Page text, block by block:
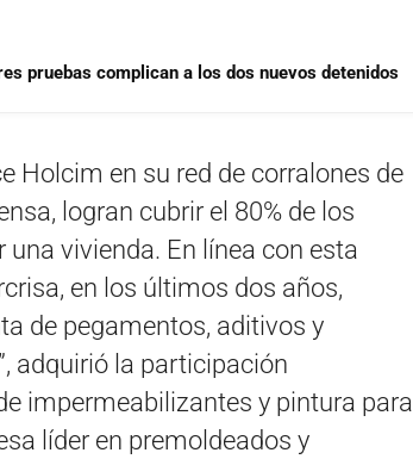
pruebas complican a los dos nuevos detenidos
Holcim en su red de corralones de
logran cubrir el 80% de los
vivienda. En línea con esta
en los últimos dos años,
de pegamentos, aditivos y
adquirió la participación
impermeabilizantes y pintura para
líder en premoldeados y